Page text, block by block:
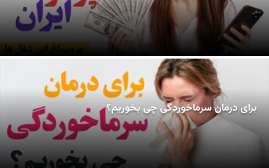
برای درمان سرماخوردگی چی بخوریم؟